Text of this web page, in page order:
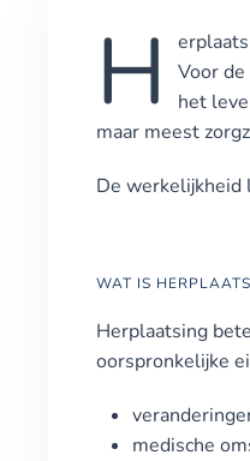
H
Voor
het
maar meest
De werkelijkheid
WAT IS
Herplaatsing
oorspronkelijke
medische